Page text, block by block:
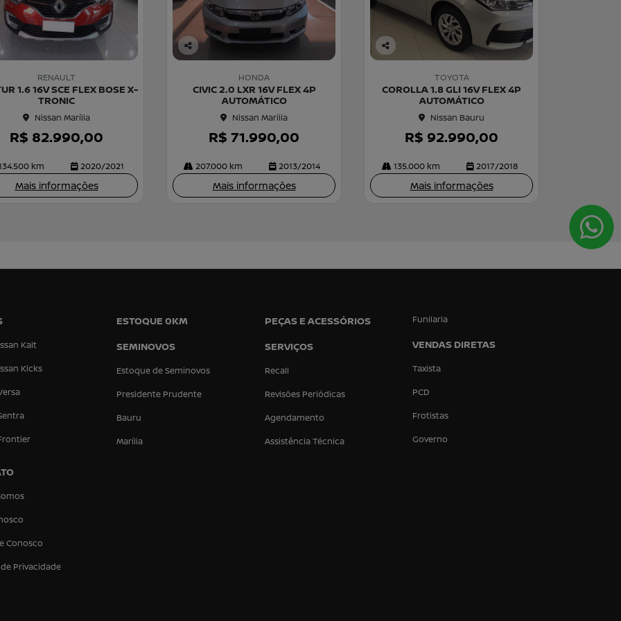
RENAULT
1.6 16V SCE FLEX BOSE X-
TRONIC
Nissan Marília
R$ 82.990,00
km 2020/2021
Mais informações
Co
rtil
HONDA
CIVIC 2.0 LXR 16V FLEX 4P
AUTOMÁTICO
Nissan Marília
R$ 71.990,00
207.000 km 2013/2014
Mais informações
Co
rtil
TOYOTA
COROLLA 1.8 GLI 16V FLEX 4P
AUTOMÁTICO
Nissan Bauru
R$ 92.990,00
135.000 km 2017/2018
Mais informações
Kait
Kicks
ESTOQUE 0KM
SEMINOVOS
Estoque de Seminovos
Presidente Prudente
Bauru
Marília
PEÇAS E ACESSÓRIOS
SERVIÇOS
Recall
Revisões Periódicas
Agendamento
Assistência Técnica
Funilaria
VENDAS DIRETAS
Taxista
PCD
Frotistas
Governo
Conosco
Privacidade